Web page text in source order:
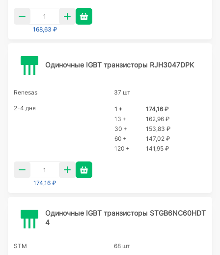
168,63 ₽
Одиночные IGBT транзисторы RJH3047DPK
Renesas 37 шт
2-4 дня 1 +
174,16 ₽
13 +
162,96 ₽
30 +
153,83 ₽
60 +
147,02 ₽
120 +
141,95 ₽
174,16 ₽
Одиночные IGBT транзисторы STGB6NC60HDT
4
STM 68 шт